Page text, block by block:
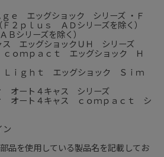
ｅ エッグショック シリーズ ・Ｆ
２ｐｌｕｓ ＡＤシリーズを除く）
シリーズを除く）
ス エッグショックＵＨ シリーズ
ｏｍｐａｃｔ エッグショック Ｈ
ｉｇｈｔ エッグショック Ｓｉｍ
オート４キャス シリーズ
オート４キャス ｃｏｍｐａｃｔ シ
ン
品を使用している製品名を記載してお